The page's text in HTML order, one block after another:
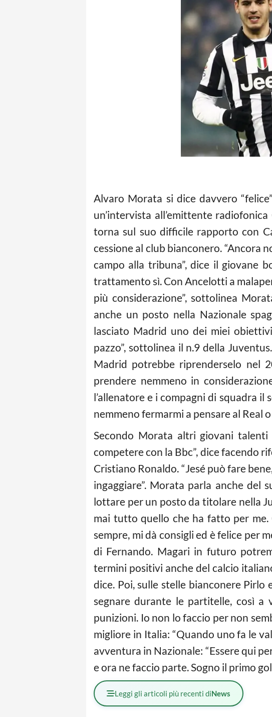
Alvaro Morata si dice davvero
un’intervista all’emittente
torna sul suo difficile rapporto con
cessione al club bianconero. “Ancora
campo alla tribuna”, dice il giovane
trattamento sì. Con Ancelotti a
più considerazione”, sottolinea
anche un posto nella Nazionale
lasciato Madrid uno dei miei
pazzo”, sottolinea il n.9 della
Madrid potrebbe riprenderselo nel
prendere nemmeno in
l’allenatore e i compagni di squadra il
nemmeno fermarmi a pensare al Real
Secondo Morata altri giovani talenti
competere con la Bbc”, dice facendo
Cristiano Ronaldo. “Jesé può fare
ingaggiare”. Morata parla anche del
lottare per un posto da titolare nella
mai tutto quello che ha fatto per
sempre, mi dà consigli ed è felice per
di Fernando. Magari in futuro
termini positivi anche delcalcio
dice. Poi, sulle stelle bianconere
segnare durante le partitelle, così
punizioni. Io non lo faccio per non
migliore in Italia: “Quando uno fa le
avventura in Nazionale: “Essere qui
e ora ne faccio parte. Sogno il primo
Leggi gli articoli più recenti diNews